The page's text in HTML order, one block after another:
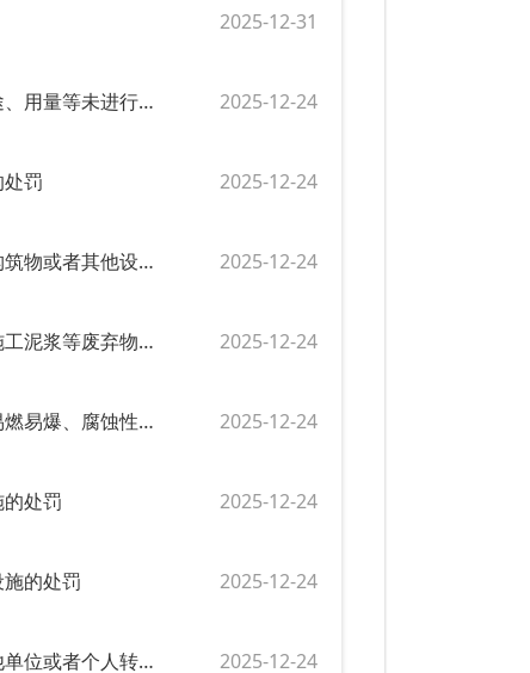
2025-12-31
行政处罚1022：对产生的污泥以及处理处置后的污泥的去向、用途、用量等未进行跟踪、记录的处罚 2025-12-24
罚 2025-12-24
行政处罚1020：对建设占压城镇排水与污水处理设施的建筑物、构筑物或者其他设施的处罚 2025-12-24
行政处罚1019：对向城镇排水与污水处理设施倾倒垃圾、渣土、施工泥浆等废弃物的处罚 2025-12-24
行政处罚1018：对向城镇排水与污水处理设施排放、倾倒剧毒、易燃易爆、腐蚀性废液和废渣的处罚 2025-12-24
处罚 2025-12-24
的处罚 2025-12-24
行政处罚1015：对擅自改变再生水用水性质和用途，或擅自向其他单位或者个人转供再生水的处罚 2025-12-24